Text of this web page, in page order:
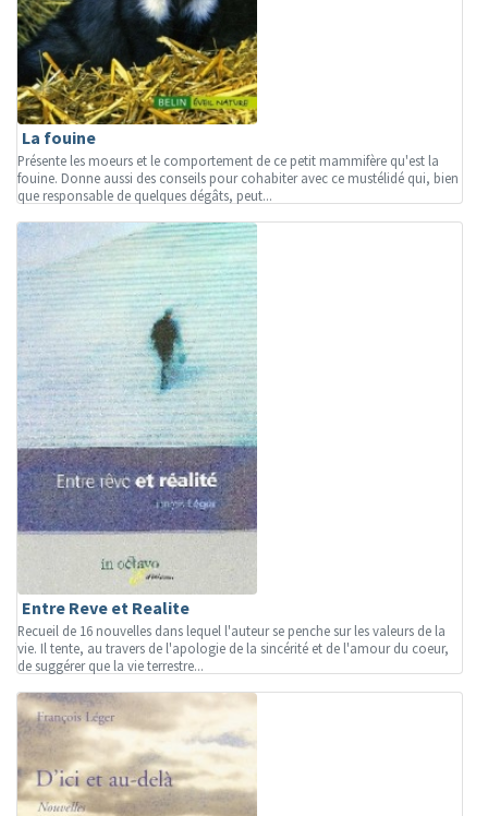
La fouine
Présente les moeurs et le comportement de ce petit mammifère qu'est la
fouine. Donne aussi des conseils pour cohabiter avec ce mustélidé qui, bien
que responsable de quelques dégâts, peut...
Entre Reve et Realite
Recueil de 16 nouvelles dans lequel l'auteur se penche sur les valeurs de la
vie. Il tente, au travers de l'apologie de la sincérité et de l'amour du coeur,
de suggérer que la vie terrestre...